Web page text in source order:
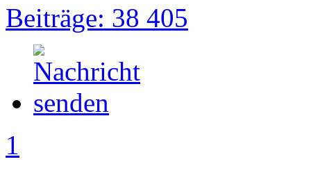
Beiträge: 38 405
1